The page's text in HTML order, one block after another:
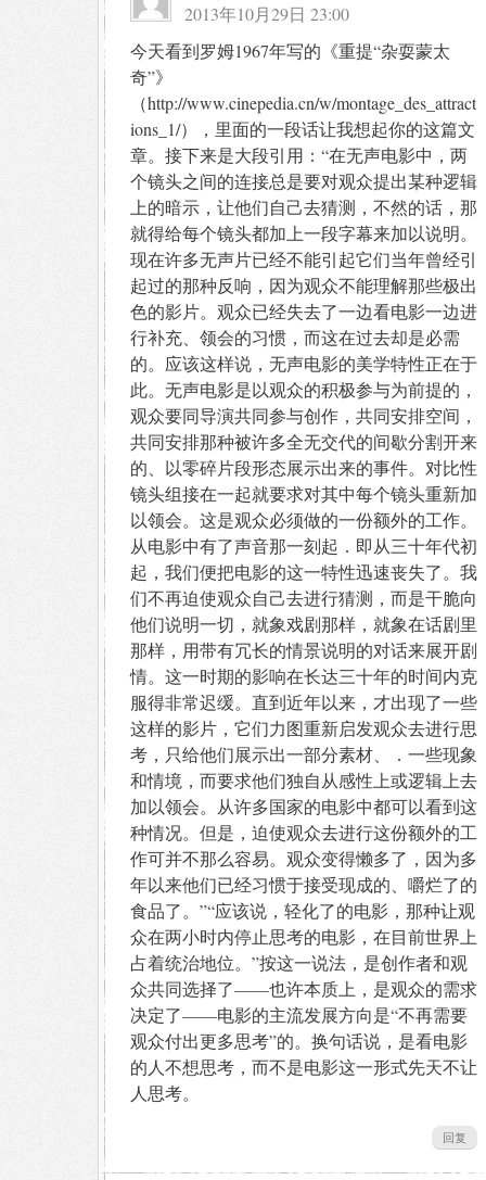
2013年10月29日 23:00
今天看到罗姆1967年写的《重提“杂耍蒙太
奇”》
（http://www.cinepedia.cn/w/montage_des_attract
ions_1/），里面的一段话让我想起你的这篇文
章。接下来是大段引用：“在无声电影中，两
个镜头之间的连接总是要对观众提出某种逻辑
上的暗示，让他们自己去猜测，不然的话，那
就得给每个镜头都加上一段字幕来加以说明。
现在许多无声片已经不能引起它们当年曾经引
起过的那种反响，因为观众不能理解那些极出
色的影片。观众已经失去了一边看电影一边进
行补充、领会的习惯，而这在过去却是必需
的。应该这样说，无声电影的美学特性正在于
此。无声电影是以观众的积极参与为前提的，
观众要同导演共同参与创作，共同安排空间，
共同安排那种被许多全无交代的间歇分割开来
的、以零碎片段形态展示出来的事件。对比性
镜头组接在一起就要求对其中每个镜头重新加
以领会。这是观众必须做的一份额外的工作。
从电影中有了声音那一刻起．即从三十年代初
起，我们便把电影的这一特性迅速丧失了。我
们不再迫使观众自己去进行猜测，而是干脆向
他们说明一切，就象戏剧那样，就象在话剧里
那样，用带有冗长的情景说明的对话来展开剧
情。这一时期的影响在长达三十年的时间内克
服得非常迟缓。直到近年以来，才出现了一些
这样的影片，它们力图重新启发观众去进行思
考，只给他们展示出一部分素材、．一些现象
和情境，而要求他们独自从感性上或逻辑上去
加以领会。从许多国家的电影中都可以看到这
种情况。但是，迫使观众去进行这份额外的工
作可并不那么容易。观众变得懒多了，因为多
年以来他们已经习惯于接受现成的、嚼烂了的
食品了。”“应该说，轻化了的电影，那种让观
众在两小时内停止思考的电影，在目前世界上
占着统治地位。”按这一说法，是创作者和观
众共同选择了——也许本质上，是观众的需求
决定了——电影的主流发展方向是“不再需要
观众付出更多思考”的。换句话说，是看电影
的人不想思考，而不是电影这一形式先天不让
人思考。
回复